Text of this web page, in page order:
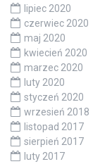
lipiec 2020
czerwiec 2020
maj 2020
kwiecień 2020
marzec 2020
luty 2020
styczeń 2020
wrzesień 2018
listopad 2017
sierpień 2017
luty 2017